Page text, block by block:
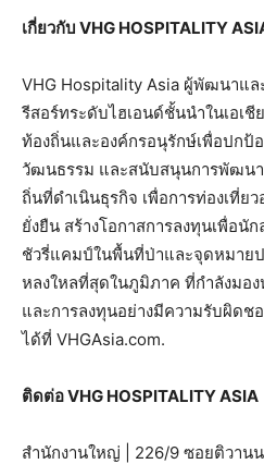
เกี่ยวกับ VHG HOSPITALITY
VHG Hospitality Asia ผู้พัฒนาแ
รีสอร์ทระดับไฮเอนด์ชั้นนำในเอเ
ท้องถิ่นและองค์กรอนุรักษ์เพื่อปกป้
วัฒนธรรม และสนับสนุนการพัฒน
ถิ่นที่ดำเนินธุรกิจ เพื่อการท่องเที่ย
ยั่งยืน สร้างโอกาสการลงทุนเพื่อนั
ชัวรี่แคมป์ในพื้นที่ป่าและจุดหมาย
หลงใหลที่สุดในภูมิภาค ที่กำลังมอ
และการลงทุนอย่างมีความรับผิดช
ได้ที่ VHGAsia.com.
ติดต่อ VHG HOSPITALITY ASIA
สำนักงานใหญ่ | 226/9 ซอยติวาน